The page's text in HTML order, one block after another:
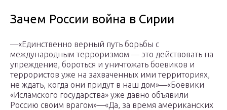
Зачем России война в Сирии
—«Единственно верный путь борьбы с
международным терроризмом — это действовать на
упреждение, бороться и уничтожать боевиков и
террористов уже на захваченных ими территориях,
не ждать, когда они придут в наш дом»—«Боевики
«Исламского государства» уже давно объявили
Россию своим врагом»—«Да, за время американских